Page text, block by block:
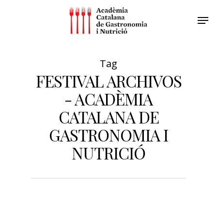
Tag
FESTIVAL ARCHIVOS
- ACADÈMIA
CATALANA DE
GASTRONOMIA I
NUTRICIÓ